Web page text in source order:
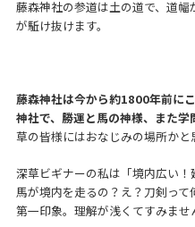
藤森神社の参道は土の道で、道
が駈け抜けます。
藤森神社は今から約1800年前に
神社で、勝運と馬の神様、また学
草の皆様にはおなじみの場所かと
深草ビギナーの私は「境内広い
馬が境内を走るの？え？刀剣っ
第一印象。理解が浅くてすみませ